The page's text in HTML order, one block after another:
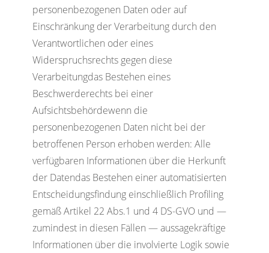
personenbezogenen Daten oder auf
Einschränkung der Verarbeitung durch den
Verantwortlichen oder eines
Widerspruchsrechts gegen diese
Verarbeitungdas Bestehen eines
Beschwerderechts bei einer
Aufsichtsbehördewenn die
personenbezogenen Daten nicht bei der
betroffenen Person erhoben werden: Alle
verfügbaren Informationen über die Herkunft
der Datendas Bestehen einer automatisierten
Entscheidungsfindung einschließlich Profiling
gemäß Artikel 22 Abs.1 und 4 DS-GVO und —
zumindest in diesen Fällen — aussagekräftige
Informationen über die involvierte Logik sowie